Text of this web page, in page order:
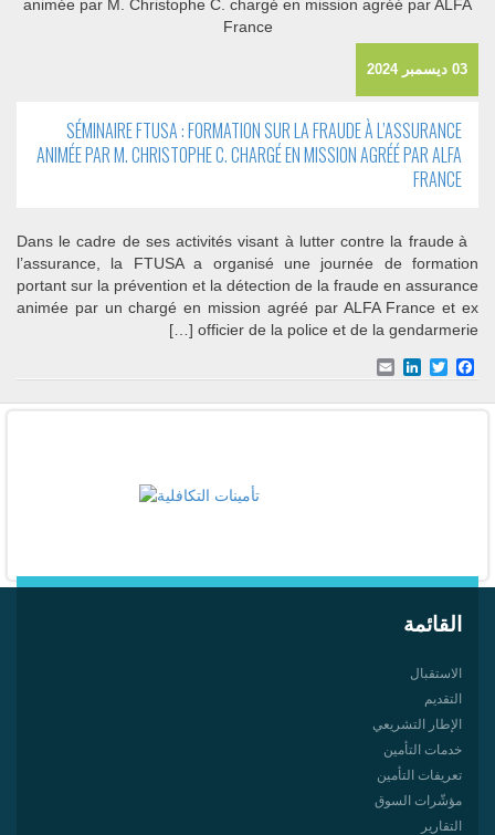
03 ديسمبر 2024
SÉMINAIRE FTUSA : FORMATION SUR LA FRAUDE À L’ASSURANCE
ANIMÉE PAR M. CHRISTOPHE C. CHARGÉ EN MISSION AGRÉÉ PAR ALFA
FRANCE
Dans le cadre de ses activités visant à lutter contre la fraude à
l’assurance, la FTUSA a organisé une journée de formation
portant sur la prévention et la détection de la fraude en assurance
animée par un chargé en mission agréé par ALFA France et ex
officier de la police et de la gendarmerie […]
Facebook
Twitter
LinkedIn
القائمة
الاستقبال
التقديم
الإطار التشريعي
خدمات التأمين
تعريفات التأمين
مؤشّرات السوق
التقارير